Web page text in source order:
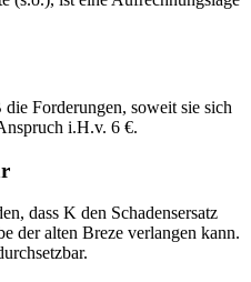
Forderungen, soweit sie sich
i.H.v. 6 €.
dass K den Schadensersatz
der alten Breze verlangen kann.